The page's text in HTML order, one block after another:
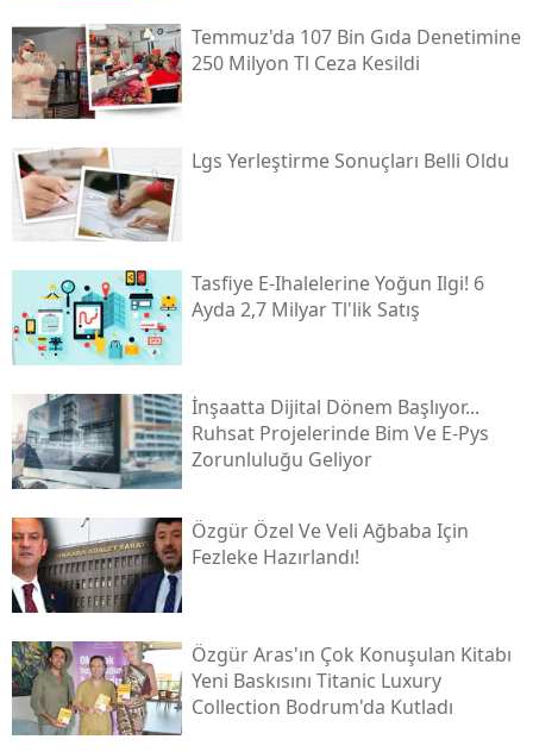
Temmuz'da 107 Bin Gıda Denetimine
250 Milyon Tl Ceza Kesildi
Lgs Yerleştirme Sonuçları Belli Oldu
Tasfiye E-Ihalelerine Yoğun Ilgi! 6
Ayda 2,7 Milyar Tl'lik Satış
İnşaatta Dijital Dönem Başlıyor...
Ruhsat Projelerinde Bim Ve E-Pys
Zorunluluğu Geliyor
Özgür Özel Ve Veli Ağbaba Için
Fezleke Hazırlandı!
Özgür Aras'ın Çok Konuşulan Kitabı
Yeni Baskısını Titanic Luxury
Collection Bodrum'da Kutladı